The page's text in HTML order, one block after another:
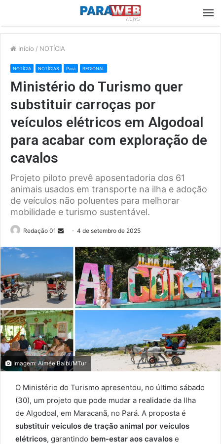
Início / NOTÍCIA
NOTÍCIA NOTÍCIAS Pará REGIONAL
Ministério do Turismo quer
substituir carroças por
veículos elétricos em Algodoal
para acabar com exploração de
cavalos
Projeto piloto prevê aposentadoria dos 61
animais usados em transporte na ilha e adoção
de veículos não poluentes para melhorar
mobilidade e turismo sustentável.
Redação 01
Send
email
4 de setembro de 2025
Imagem: Aimée Balbi/MTur
O Ministério do Turismo apresentou, no último sábado
(30), um projeto que pode mudar a realidade da Ilha
de Algodoal, em Maracanã, no Pará. A proposta é
substituir veículos de tração animal por veículos
elétricos, garantindo bem-estar aos cavalos e